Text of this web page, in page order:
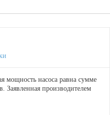
мощность насоса равна сумме
Заявленная производителем